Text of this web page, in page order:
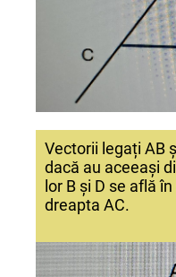
Vectorii legați AB
dacă au aceeași
lor B și D se află
dreapta AC.